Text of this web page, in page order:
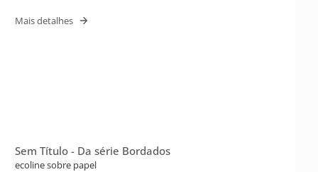
Mais detalhes
Sem Título - Da série Bordados
ecoline sobre papel